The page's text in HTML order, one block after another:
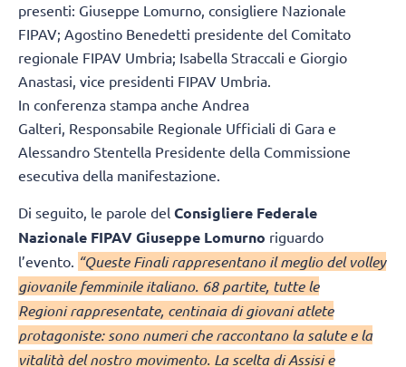
presenti: Giuseppe Lomurno, consigliere Nazionale
FIPAV; Agostino Benedetti presidente del Comitato
regionale FIPAV Umbria; Isabella Straccali e Giorgio
Anastasi, vice presidenti FIPAV Umbria.
In conferenza stampa anche Andrea
Galteri, Responsabile Regionale Ufficiali di Gara e
Alessandro Stentella Presidente della Commissione
esecutiva della manifestazione.
Di seguito, le parole del Consigliere Federale
Nazionale FIPAV Giuseppe Lomurno riguardo
l’evento. “Queste Finali rappresentano il meglio del volley
giovanile femminile italiano. 68 partite, tutte le
Regioni rappresentate, centinaia di giovani atlete
protagoniste: sono numeri che raccontano la salute e la
vitalità del nostro movimento. La scelta di Assisi e